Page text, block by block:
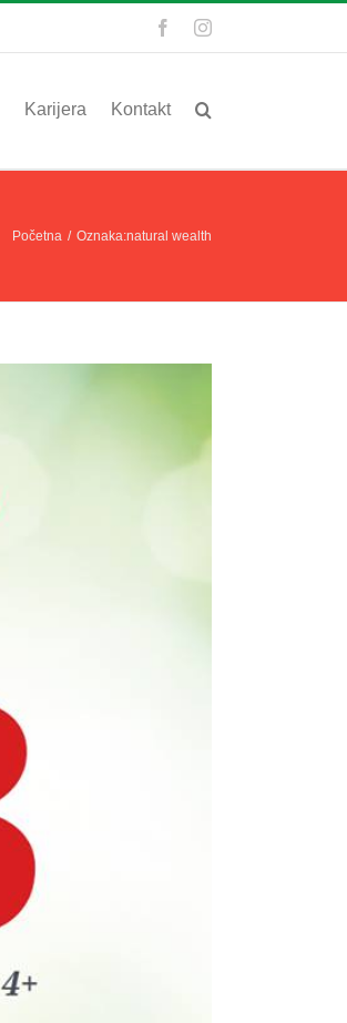
FacebookInstagram
Karijera Kontakt
Početna / Oznaka:natural wealth